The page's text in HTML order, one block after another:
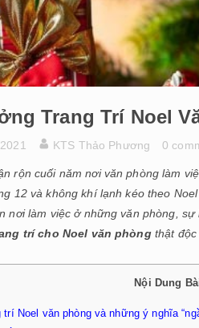
Trang Trí Noel
KTS Thảo Phương 0
rộn cuối năm nơi văn phòng làm
12 và không khí lạnh kéo theo
nơi làm việc ở những văn phòng,
trí cho Noel văn phòngthật độc
Nội Dung
trí Noel văn phòng và những ý nghĩa